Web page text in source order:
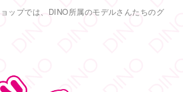
ディノ／AVプロダクション
ニーチェキ会
ップでは、DINO所属のモデルさんたちのグ